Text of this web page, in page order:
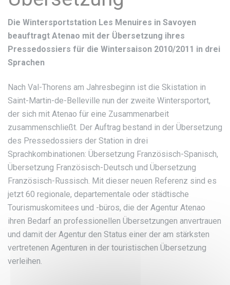
Die Wintersportstation Les Menuires in Savoyen
beauftragt Atenao mit der Übersetzung ihres
Pressedossiers für die Wintersaison 2010/2011 in drei
Sprachen
Nach Val-Thorens am Jahresbeginn ist die Skistation in
Saint-Martin-de-Belleville nun der zweite Wintersportort,
der sich mit Atenao für eine Zusammenarbeit
zusammenschließt. Der Auftrag bestand in der Übersetzung
des Pressedossiers der Station in drei
Sprachkombinationen: Übersetzung Französisch-Spanisch,
Übersetzung Französisch-Deutsch und Übersetzung
Französisch-Russisch. Mit dieser neuen Referenz sind es
jetzt 60 regionale, departementale oder städtische
Tourismuskomitees und -büros, die der Agentur Atenao
ihren Bedarf an professionellen Übersetzungen anvertrauen
und damit der Agentur den Status einer der am stärksten
vertretenen Agenturen in der touristischen Übersetzung
verleihen.